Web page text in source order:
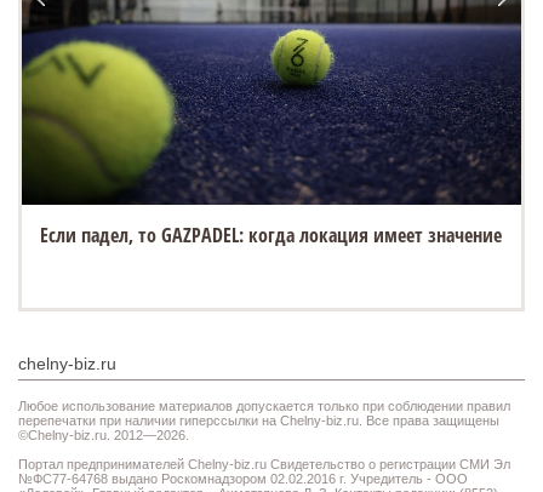
Если падел, то GAZPADEL: когда локация имеет значение
chelny-biz.ru
Любое использование материалов допускается только при соблюдении правил
перепечатки при наличии гиперссылки на Chelny-biz.ru. Все права защищены
©Chelny-biz.ru. 2012—2026.
Портал предпринимателей Chelny-biz.ru Свидетельство о регистрации СМИ Эл
№ФС77-64768 выдано Роскомнадзором 02.02.2016 г. Учредитель - ООО